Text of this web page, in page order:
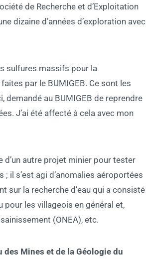
de Recherche et d’Exploitation
dizaine d’années d’exploration avec
sulfures massifs pour la
par le BUMIGEB. Ce sont les
demandé au BUMIGEB de reprendre
J’ai été affecté à cela avec mon
d’un autre projet minier pour tester
il s’est agi d’anomalies aéroportées
sur la recherche d’eau qui a consisté
pour les villageois en général et,
(ONEA), etc.
Mines et de la Géologie du